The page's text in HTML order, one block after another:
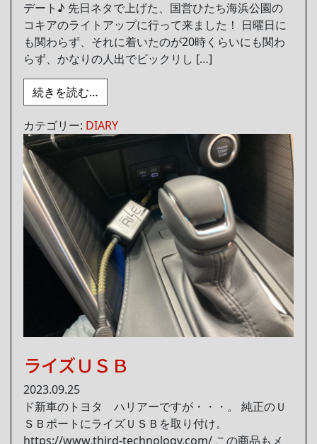
デート♪ 先日ネタで上げた、国営ひたち海浜公園の
コキアのライトアップに行って来ました！ 日曜日に
も関わらず、それに着いたのが20時くらいにも関わ
らず、かなりの人出でビックリし […]
続きを読む…
カテゴリー: DIARY
ライズＵＳＢ
2023.09.25
ド新車のトヨタ ハリアーですが・・・。 純正のＵ
ＳＢポートにライズＵＳＢを取り付け。
https://www.third-technology.com/ この商品もメ